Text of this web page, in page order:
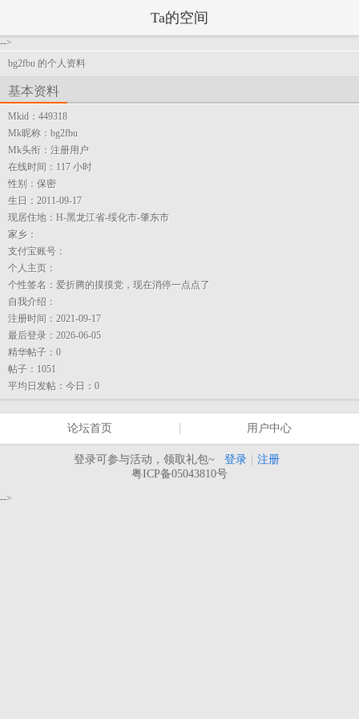
Ta的空间
-->
bg2fbu 的个人资料
基本资料
Mkid： 449318
Mk昵称： bg2fbu
Mk头衔： 注册用户
在线时间： 117 小时
性别： 保密
生日： 2011-09-17
现居住地： H-黑龙江省-绥化市-肇东市
家乡：
支付宝账号：
个人主页：
个性签名： 爱折腾的摸摸党，现在消停一点点了
自我介绍：
注册时间： 2021-09-17
最后登录： 2026-06-05
精华帖子： 0
帖子： 1051
平均日发帖： 今日：0
论坛首页 用户中心
登录可参与活动，领取礼包~ 登录
注册
粤ICP备05043810号
-->